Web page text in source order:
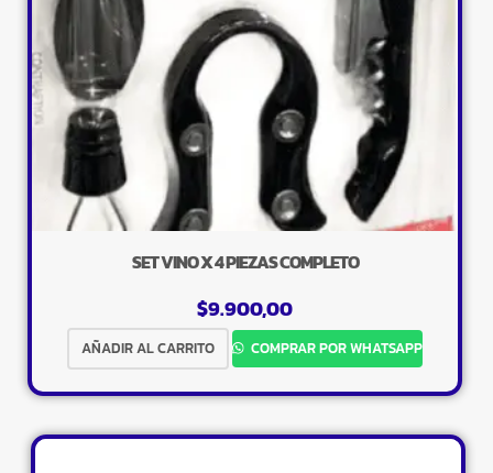
SET VINO X 4 PIEZAS COMPLETO
$9.900,00
AÑADIR AL CARRITO COMPRAR POR WHATSAPP